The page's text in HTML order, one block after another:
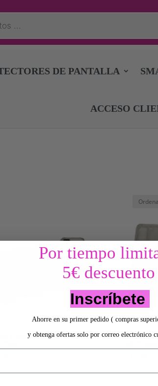
DE PANTALLA
ACCESO
SAMSUNG A51 4G –
TPU
Por tiempo
5€ descuento
Inscríbete
Ahorre en su primer pedido ( compras
y obtenga ofertas solo por correo electrónico